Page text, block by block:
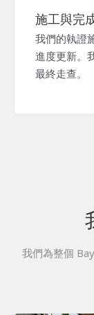
施工與完
我們的執證
進度更新。
最終走查。
我們為整個